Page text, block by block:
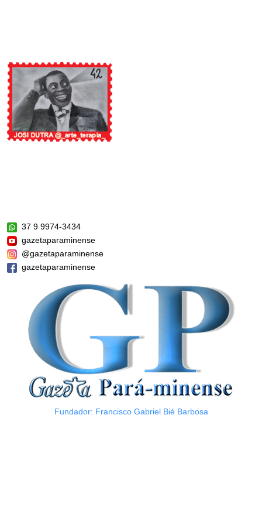
37 9 9974-3434
gazetaparaminense
@gazetaparaminense
gazetaparaminense
Fundador: Francisco Gabriel Bié Barbosa